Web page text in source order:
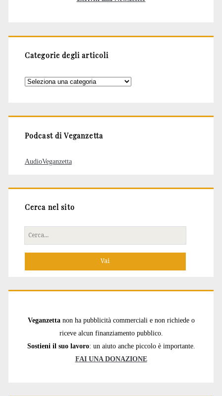
Categorie degli articoli
Categorie
Podcast di Veganzetta
AudioVeganzetta
Cerca nel sito
Cerca
per:
Veganzetta non ha pubblicità commerciali e non richiede o
riceve alcun finanziamento pubblico.
Sostieni il suo lavoro: un aiuto anche piccolo è importante.
FAI UNA DONAZIONE